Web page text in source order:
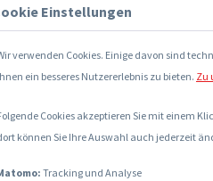
Einstellungen
verwenden Cookies. Einige davon sind
ein besseres Nutzererlebnis zu bieten. Zu
Cookies akzeptieren Sie mit einem
können Sie Ihre Auswahl auch jederzeit
Tracking und Analyse